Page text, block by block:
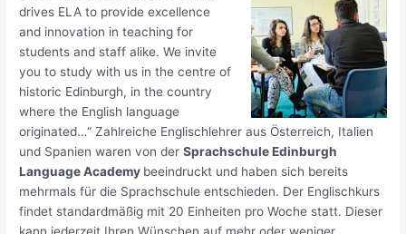
drives ELA to provide excellence
and innovation in teaching for
students and staff alike. We invite
you to study with us in the centre of
historic Edinburgh, in the country
where the English language
originated…“ Zahlreiche Englischlehrer aus Österreich, Italien
und Spanien waren von derSprachschule Edinburgh
Language Academy beeindruckt und haben sich bereits
mehrmals für die Sprachschule entschieden. Der Englischkurs
findet standardmäßig mit 20 Einheiten pro Woche statt. Dieser
kann jederzeit Ihren Wünschen auf mehr oder weniger